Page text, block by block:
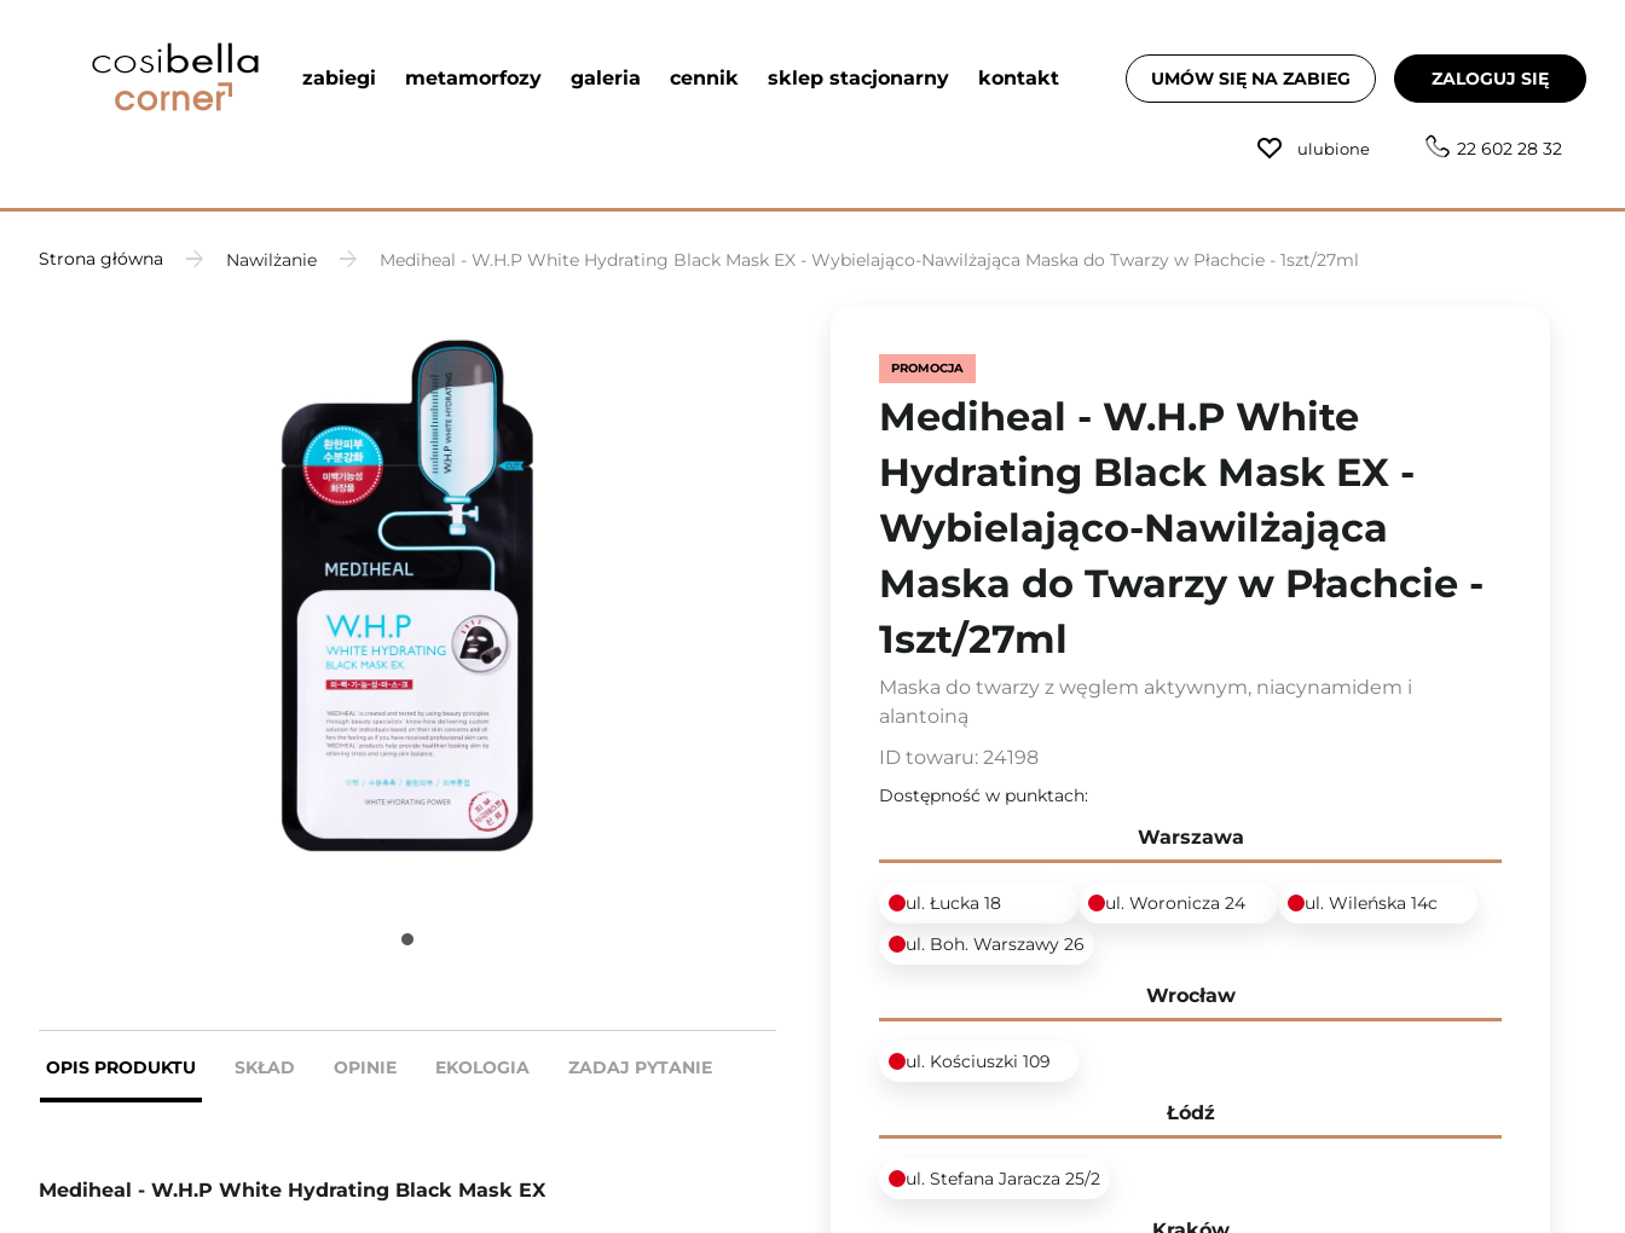
zabiegi metamorfozy galeria cennik sklep stacjonarny kontakt UMÓW SIĘ NA ZABIEG ZALOGUJ SIĘ
ulubione 22 602 28 32
Strona główna Nawilżanie Mediheal - W.H.P White Hydrating Black Mask EX - Wybielająco-Nawilżająca Maska do Twarzy w Płachcie - 1szt/27ml
OPIS PRODUKTU SKŁAD OPINIE EKOLOGIA ZADAJ PYTANIE
Mediheal - W.H.P White Hydrating Black Mask EX
PROMOCJA
Mediheal - W.H.P White
Hydrating Black Mask EX -
Wybielająco-Nawilżająca
Maska do Twarzy w Płachcie -
1szt/27ml
Maska do twarzy z węglem aktywnym, niacynamidem i
alantoiną
ID towaru: 24198
Dostępność w punktach:
Warszawa
ul. Łucka 18 ul. Woronicza 24
ul. Wileńska 14c
ul. Boh. Warszawy 26
Wrocław
ul. Kościuszki 109
Łódź
ul. Stefana Jaracza 25/2